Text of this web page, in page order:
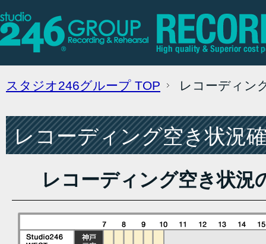
スタジオ246グループ TOP レコーディン
レコーディング空き状況
レコーディング空き状況